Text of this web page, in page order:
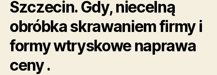
Szczecin. Gdy, niecelną
obróbka skrawaniem firmy i
formy wtryskowe naprawa
ceny .